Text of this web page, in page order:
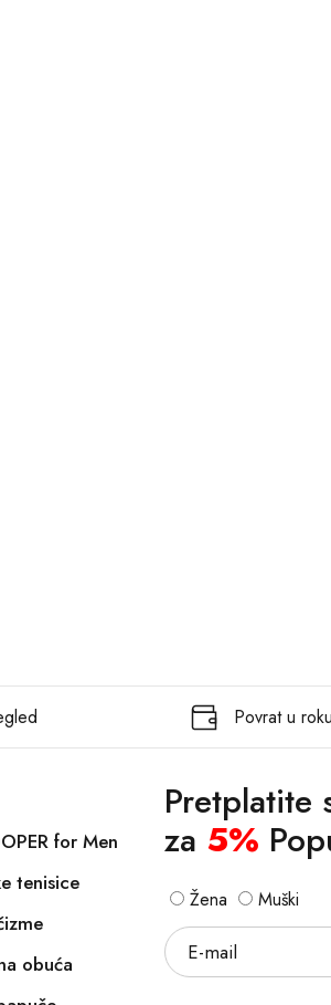
Povrat u
for Men
tenisice
obuća
Pretplatite
za 5%
Žena Muški